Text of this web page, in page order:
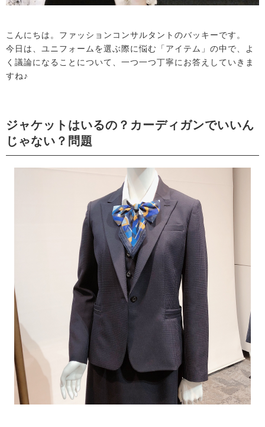
こんにちは。ファッションコンサルタントのバッキーです。
今日は、ユニフォームを選ぶ際に悩む「アイテム」の中で、よ
く議論になることについて、一つ一つ丁寧にお答えしていきま
すね♪
ジャケットはいるの？カーディガンでいいん
じゃない？問題